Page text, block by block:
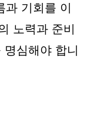
기회를 이
노력과 준비
심해야 합니